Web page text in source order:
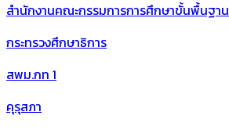
สำนักงานคณะกรรมการการศึกษาขั้นพื้นฐาน
กระทรวงศึกษาธิการ
สพม.กท 1
คุรุสภา